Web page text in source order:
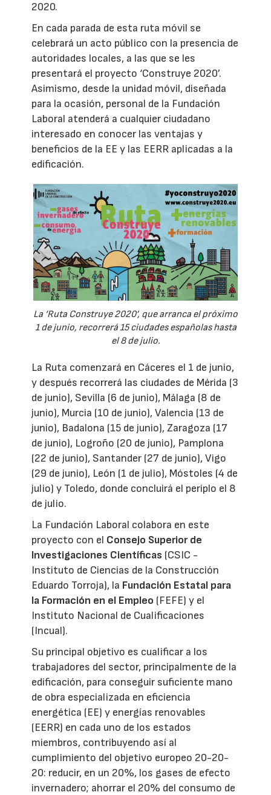
2020.
En cada parada de esta ruta móvil se
celebrará un acto público con la presencia de
autoridades locales, a las que se les
presentará el proyecto ‘Construye 2020’.
Asimismo, desde la unidad móvil, diseñada
para la ocasión, personal de la Fundación
Laboral atenderá a cualquier ciudadano
interesado en conocer las ventajas y
beneficios de la EE y las EERR aplicadas a la
edificación.
La ‘Ruta Construye 2020’, que arranca el próximo
1 de junio, recorrerá 15 ciudades españolas hasta
el 8 de julio.
La Ruta comenzará en Cáceres el 1 de junio,
y después recorrerá las ciudades de Mérida (3
de junio), Sevilla (6 de junio), Málaga (8 de
junio), Murcia (10 de junio), Valencia (13 de
junio), Badalona (15 de junio), Zaragoza (17
de junio), Logroño (20 de junio), Pamplona
(22 de junio), Santander (27 de junio), Vigo
(29 de junio), León (1 de julio), Móstoles (4 de
julio) y Toledo, donde concluirá el periplo el 8
de julio.
La Fundación Laboral colabora en este
proyecto con el Consejo Superior de
Investigaciones Científicas (CSIC -
Instituto de Ciencias de la Construcción
Eduardo Torroja), la Fundación Estatal para
la Formación en el Empleo (FEFE) y el
Instituto Nacional de Cualificaciones
(Incual).
Su principal objetivo es cualificar a los
trabajadores del sector, principalmente de la
edificación, para conseguir suficiente mano
de obra especializada en eficiencia
energética (EE) y energías renovables
(EERR) en cada uno de los estados
miembros, contribuyendo así al
cumplimiento del objetivo europeo 20-20-
20: reducir, en un 20%, los gases de efecto
invernadero; ahorrar el 20% del consumo de